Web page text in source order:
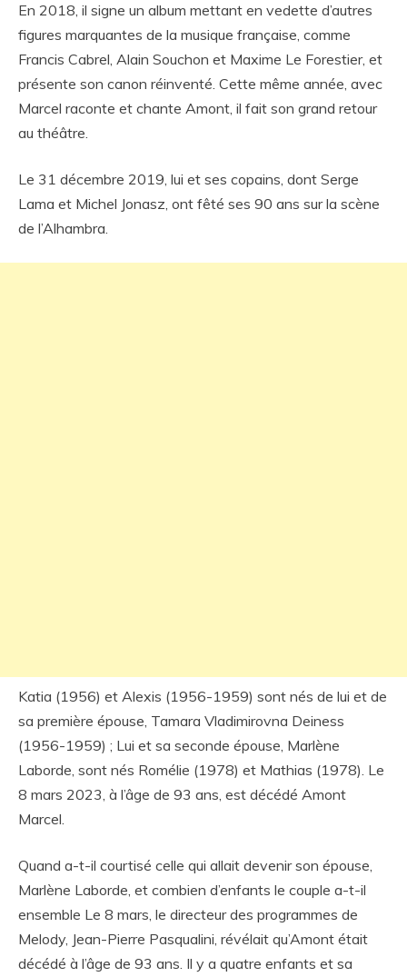
En 2018, il signe un album mettant en vedette d’autres
figures marquantes de la musique française, comme
Francis Cabrel, Alain Souchon et Maxime Le Forestier, et
présente son canon réinventé. Cette même année, avec
Marcel raconte et chante Amont, il fait son grand retour
au théâtre.
Le 31 décembre 2019, lui et ses copains, dont Serge
Lama et Michel Jonasz, ont fêté ses 90 ans sur la scène
de l’Alhambra.
Katia (1956) et Alexis (1956-1959) sont nés de lui et de
sa première épouse, Tamara Vladimirovna Deiness
(1956-1959) ; Lui et sa seconde épouse, Marlène
Laborde, sont nés Romélie (1978) et Mathias (1978). Le
8 mars 2023, à l’âge de 93 ans, est décédé Amont
Marcel.
Quand a-t-il courtisé celle qui allait devenir son épouse,
Marlène Laborde, et combien d’enfants le couple a-t-il
ensemble Le 8 mars, le directeur des programmes de
Melody, Jean-Pierre Pasqualini, révélait qu’Amont était
décédé à l’âge de 93 ans. Il y a quatre enfants et sa